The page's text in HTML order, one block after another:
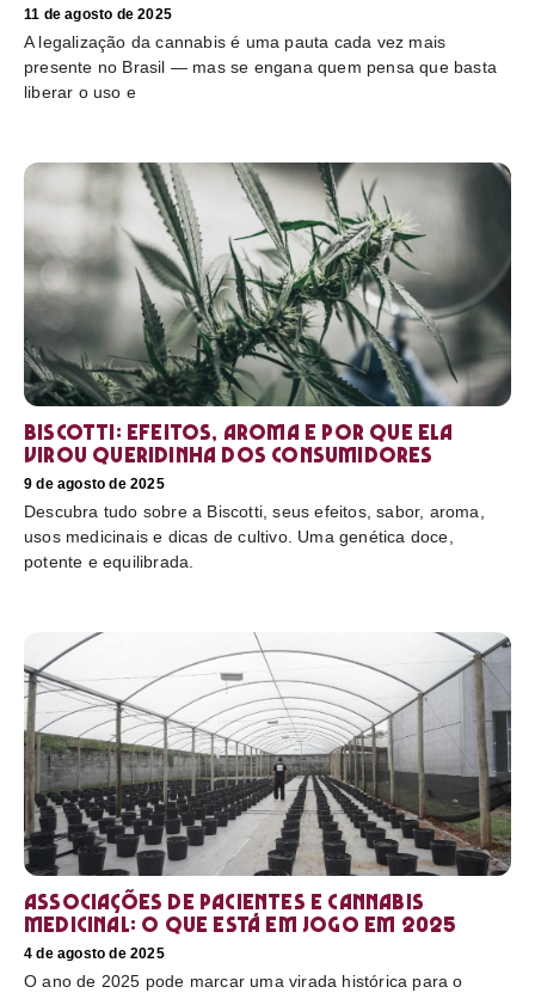
11 de agosto de 2025
A legalização da cannabis é uma pauta cada vez mais
presente no Brasil — mas se engana quem pensa que basta
liberar o uso e
Biscotti: efeitos, aroma e por que ela
virou queridinha dos consumidores
9 de agosto de 2025
Descubra tudo sobre a Biscotti, seus efeitos, sabor, aroma,
usos medicinais e dicas de cultivo. Uma genética doce,
potente e equilibrada.
Associações de pacientes e cannabis
medicinal: o que está em jogo em 2025
4 de agosto de 2025
O ano de 2025 pode marcar uma virada histórica para o